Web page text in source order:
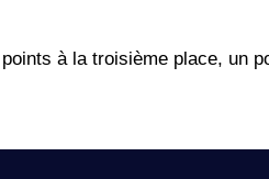
à la troisième place, un